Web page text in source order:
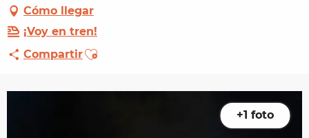
Cómo llegar
¡Voy en tren!
CompartirAjouter aux favoris
+1 foto